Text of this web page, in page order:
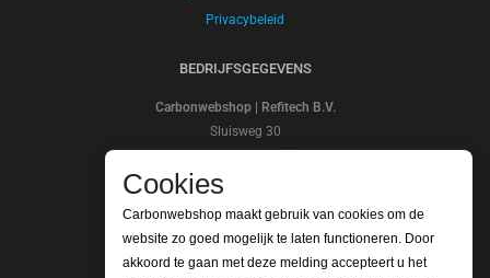
Privacybeleid
BEDRIJFSGEGEVENS
Carbonwebshop | Refitech B.V.
Sluisweg 30
Nederland
Cookies
Carbonwebshop maakt gebruik van cookies om de
website zo goed mogelijk te laten functioneren. Door
akkoord te gaan met deze melding accepteert u het